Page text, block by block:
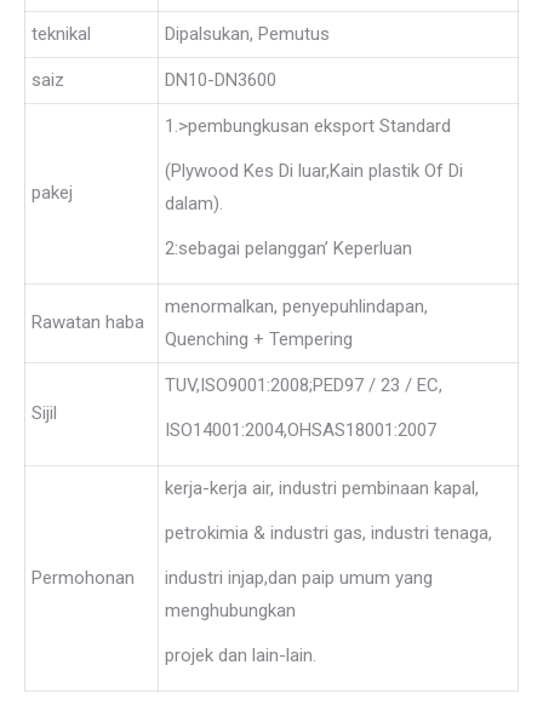
teknikal Dipalsukan, Pemutus
saiz DN10-DN3600
pakej
1.>pembungkusan eksport Standard
(Plywood Kes Di luar,Kain plastik Of Di
dalam).
2:sebagai pelanggan’ Keperluan
Rawatan haba
menormalkan, penyepuhlindapan,
Quenching + Tempering
Sijil
TUV,ISO9001:2008;PED97 / 23 / EC,
ISO14001:2004,OHSAS18001:2007
Permohonan
kerja-kerja air, industri pembinaan kapal,
petrokimia & industri gas, industri tenaga,
industri injap,dan paip umum yang
menghubungkan
projek dan lain-lain.